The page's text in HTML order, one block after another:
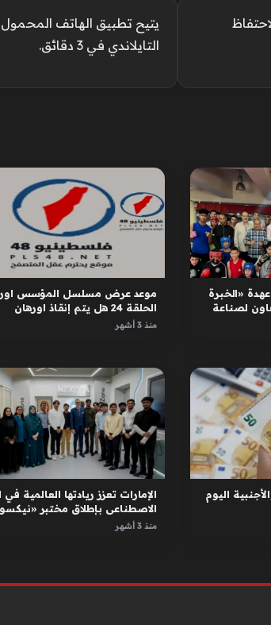
يتيح تطبيق الهاتف
التايلاندي في 3 دقائق.
«الخبرة
لصناعة
موعد عرض مسلسل المؤسس
الحلقة 24 هل يتم إنقاذ اورهان
واسبورجا
منذ 3 أشهر
اليوم
الإمارات تعزز ريادتها العالمية في
الاصطناعي بإطلاق مختبر
في دبي
منذ 3 أشهر